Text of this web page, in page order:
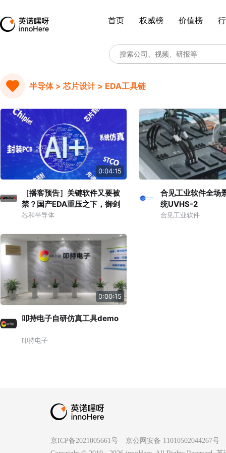
首页 权威榜 价值榜
半导体 > 芯片设计 > EDA工具链
0:04:15
［播客预告］关键软件又要被
禁？国产EDA重压之下，御剑
AI，芯构智能，关键信息都在这
芯和半导体
合见工业软件全场
统UVHS-2
合见工业软件
0:00:15
叩持电子自研仿真工具demo
叩持电子
京ICP备2021005661号
京公网安备 11010502044267号